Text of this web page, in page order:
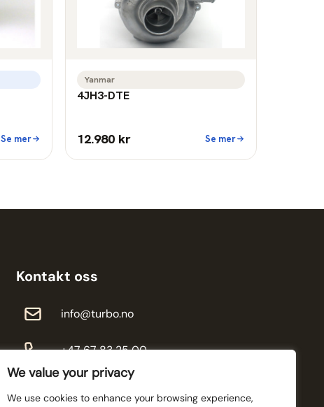
We value your privacy
We use cookies to enhance your browsing experience,
Se mer
Yanmar
4JH3-DTE
12.980 kr Se mer
Kontakt oss
info@turbo.no
+47 67 83 25 00